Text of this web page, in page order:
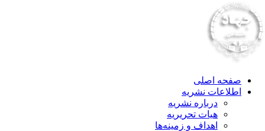
صفحه اصلی
اطلاعات نشریه
درباره نشریه
هیات تحریریه
اهداف و زمینه‌ها